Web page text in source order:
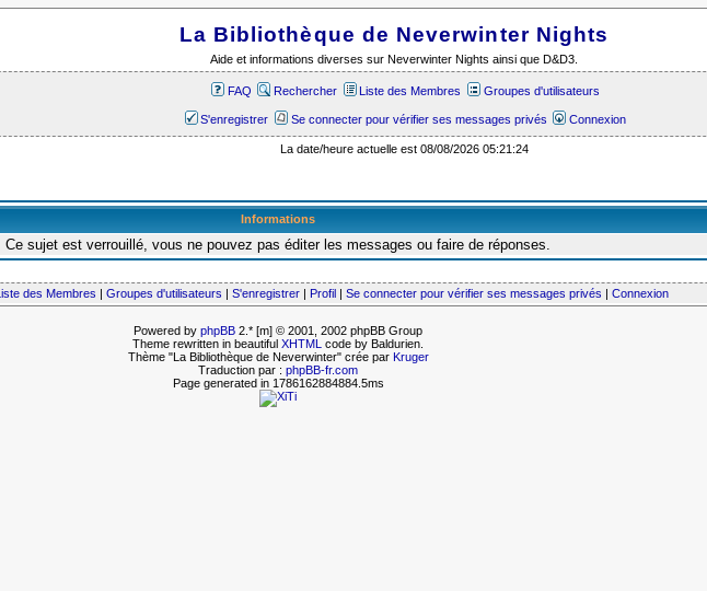
La Bibliothèque de Neverwinter Nights
Aide et informations diverses sur Neverwinter Nights ainsi que D&D3.
FAQ Rechercher Liste des Membres Groupes d'utilisateurs
S'enregistrer Se connecter pour vérifier ses messages privés Connexion
La date/heure actuelle est 08/08/2026 05:21:24
Informations
Ce sujet est verrouillé, vous ne pouvez pas éditer les messages ou faire de réponses.
Liste des Membres Groupes d'utilisateurs S'enregistrer Profil Se connecter pour vérifier ses messages privés Connexion
Powered by phpBB 2.* [m] © 2001, 2002 phpBB Group
Theme rewritten in beautiful XHTML code by Baldurien.
Thème "La Bibliothèque de Neverwinter" crée par Kruger
Traduction par : phpBB-fr.com
Page generated in 1786162884884.5ms